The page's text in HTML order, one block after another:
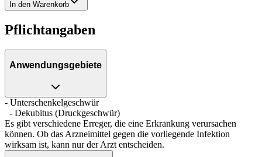
In den Warenkorb
Pflichtangaben
Anwendungsgebiete
- Unterschenkelgeschwür
- Dekubitus (Druckgeschwür)
Es gibt verschiedene Erreger, die eine Erkrankung verursachen
können. Ob das Arzneimittel gegen die vorliegende Infektion
wirksam ist, kann nur der Arzt entscheiden.